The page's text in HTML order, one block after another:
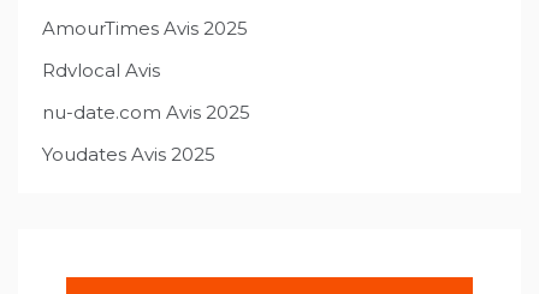
AmourTimes Avis 2025
Rdvlocal Avis
nu-date.com Avis 2025
Youdates Avis 2025